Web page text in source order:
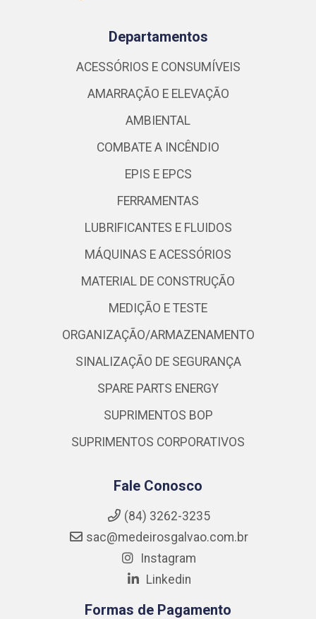
Departamentos
ACESSÓRIOS E CONSUMÍVEIS
AMARRAÇÃO E ELEVAÇÃO
AMBIENTAL
COMBATE A INCÊNDIO
EPIS E EPCS
FERRAMENTAS
LUBRIFICANTES E FLUIDOS
MÁQUINAS E ACESSÓRIOS
MATERIAL DE CONSTRUÇÃO
MEDIÇÃO E TESTE
ORGANIZAÇÃO/ARMAZENAMENTO
SINALIZAÇÃO DE SEGURANÇA
SPARE PARTS ENERGY
SUPRIMENTOS BOP
SUPRIMENTOS CORPORATIVOS
Fale Conosco
(84) 3262-3235
sac@medeirosgalvao.com.br
Instagram
Linkedin
Formas de Pagamento